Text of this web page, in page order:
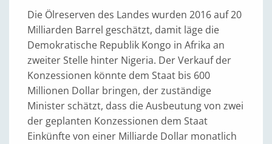
Die Ölreserven des Landes wurden 2016 auf 20
Milliarden Barrel geschätzt, damit läge die
Demokratische Republik Kongo in Afrika an
zweiter Stelle hinter Nigeria. Der Verkauf der
Konzessionen könnte dem Staat bis 600
Millionen Dollar bringen, der zuständige
Minister schätzt, dass die Ausbeutung von zwei
der geplanten Konzessionen dem Staat
Einkünfte von einer Milliarde Dollar monatlich